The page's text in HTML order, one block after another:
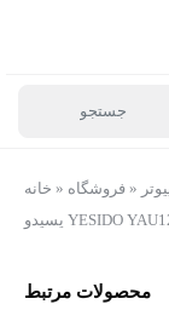
خانه » فروشگاه »
محصولات مرتبط